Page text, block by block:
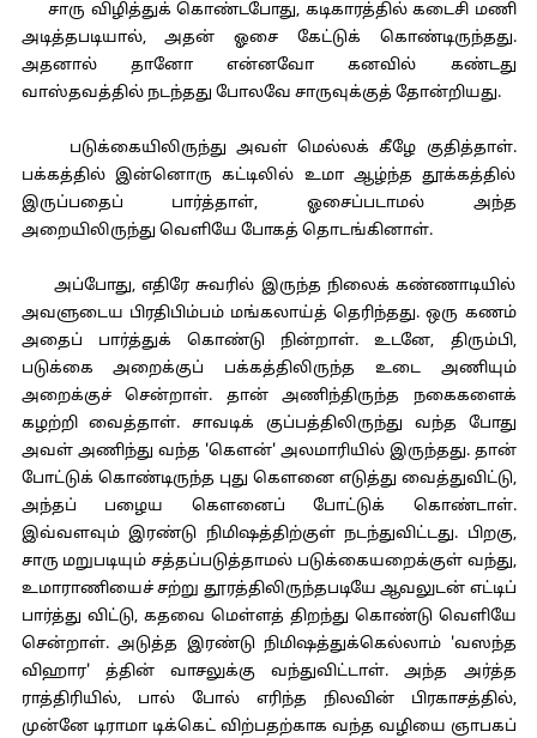
சாரு விழித்துக் கொண்டபோது, கடிகாரத்தில் கடைசி மணி
அடித்தபடியால், அதன் ஓசை கேட்டுக் கொண்டிருந்தது.
அதனால் தானோ என்னவோ கனவில் கண்டது
வாஸ்தவத்தில் நடந்தது போலவே சாருவுக்குத் தோன்றியது.
படுக்கையிலிருந்து அவள் மெல்லக் கீழே குதித்தாள்.
பக்கத்தில் இன்னொரு கட்டிலில் உமா ஆழ்ந்த தூக்கத்தில்
இருப்பதைப் பார்த்தாள், ஓசைப்படாமல் அந்த
அறையிலிருந்து வெளியே போகத் தொடங்கினாள்.
அப்போது, எதிரே சுவரில் இருந்த நிலைக் கண்ணாடியில்
அவளுடைய பிரதிபிம்பம் மங்கலாய்த் தெரிந்தது. ஒரு கணம்
அதைப் பார்த்துக் கொண்டு நின்றாள். உடனே, திரும்பி,
படுக்கை அறைக்குப் பக்கத்திலிருந்த உடை அணியும்
அறைக்குச் சென்றாள். தான் அணிந்திருந்த நகைகளைக்
கழற்றி வைத்தாள். சாவடிக் குப்பத்திலிருந்து வந்த போது
அவள் அணிந்து வந்த 'கௌன்' அலமாரியில் இருந்தது. தான்
போட்டுக் கொண்டிருந்த புது கௌனை எடுத்து வைத்துவிட்டு,
அந்தப் பழைய கௌனைப் போட்டுக் கொண்டாள்.
இவ்வளவும் இரண்டு நிமிஷத்திற்குள் நடந்துவிட்டது. பிறகு,
சாரு மறுபடியும் சத்தப்படுத்தாமல் படுக்கையறைக்குள் வந்து,
உமாராணியைச் சற்று தூரத்திலிருந்தபடியே ஆவலுடன் எட்டிப்
பார்த்து விட்டு, கதவை மெள்ளத் திறந்து கொண்டு வெளியே
சென்றாள். அடுத்த இரண்டு நிமிஷத்துக்கெல்லாம் 'வஸந்த
விஹார' த்தின் வாசலுக்கு வந்துவிட்டாள். அந்த அர்த்த
ராத்திரியில், பால் போல் எரிந்த நிலவின் பிரகாசத்தில்,
முன்னே டிராமா டிக்கெட் விற்பதற்காக வந்த வழியை ஞாபகப்